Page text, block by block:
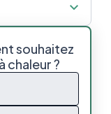
souhaitez
chaleur ?
bénéficier
?